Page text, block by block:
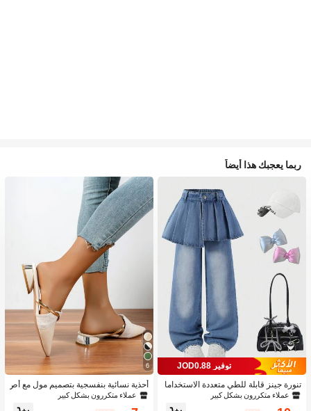
ربما يعجبك هذا أيضاً
توفير JOD0.88
تنورة جينز قابلة للطي متعددة الاستخداما
ت بتصميم قطعتين للبنات 1 قطعة
عملاء متكررون بشكل كبير
6
أحذية نسائية بنفسجية بتصميم مول مع أص
بع مدبب وكعب منخفض، أحذية من الجلد ا
عملاء متكررون بشكل كبير